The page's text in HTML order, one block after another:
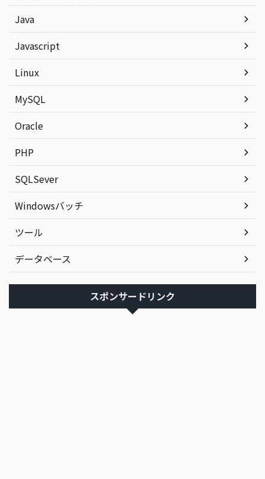
Java
Javascript
Linux
MySQL
Oracle
PHP
SQLSever
Windowsバッチ
ツール
データベース
スポンサードリンク